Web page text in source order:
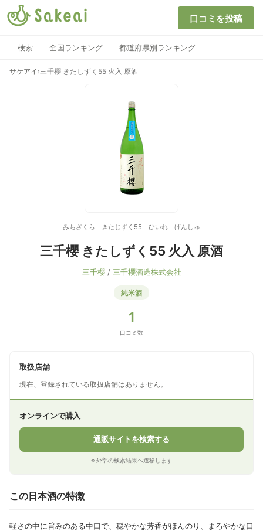
口コミを投稿
検索 全国ランキング 都道府県別ランキング
サケアイ ›三千櫻 きたしずく55 火入 原酒
みちざくら きたじずく55 ひいれ げんしゅ
三千櫻 きたしずく55 火入 原酒
三千櫻/ 三千櫻酒造株式会社
純米酒
1
口コミ数
取扱店舗
現在、登録されている取扱店舗はありません。
オンラインで購入
通販サイトを検索する
※ 外部の検索結果へ遷移します
この日本酒の特徴
軽さの中に旨みのある中口で、穏やかな芳香がほんのり、まろやかな口